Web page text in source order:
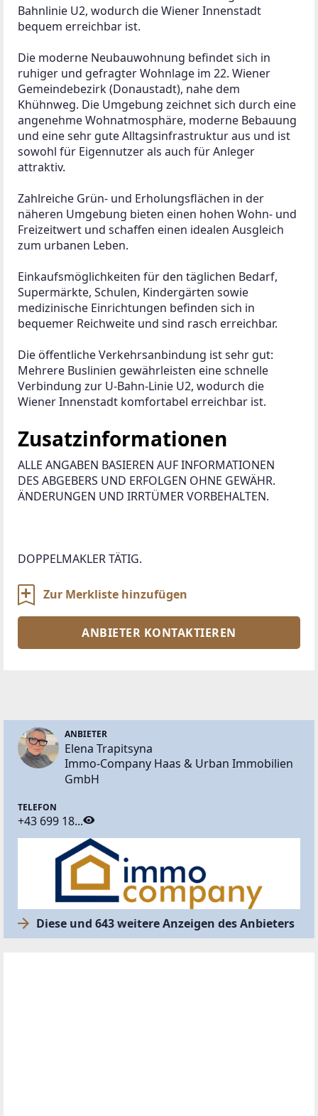
Bahnlinie U2, wodurch die Wiener Innenstadt
bequem erreichbar ist.
Die moderne Neubauwohnung befindet sich in
ruhiger und gefragter Wohnlage im 22. Wiener
Gemeindebezirk (Donaustadt), nahe dem
Khühnweg. Die Umgebung zeichnet sich durch eine
angenehme Wohnatmosphäre, moderne Bebauung
und eine sehr gute Alltagsinfrastruktur aus und ist
sowohl für Eigennutzer als auch für Anleger
attraktiv.
Zahlreiche Grün- und Erholungsflächen in der
näheren Umgebung bieten einen hohen Wohn- und
Freizeitwert und schaffen einen idealen Ausgleich
zum urbanen Leben.
Einkaufsmöglichkeiten für den täglichen Bedarf,
Supermärkte, Schulen, Kindergärten sowie
medizinische Einrichtungen befinden sich in
bequemer Reichweite und sind rasch erreichbar.
Die öffentliche Verkehrsanbindung ist sehr gut:
Mehrere Buslinien gewährleisten eine schnelle
Verbindung zur U-Bahn-Linie U2, wodurch die
Wiener Innenstadt komfortabel erreichbar ist.
Zusatzinformationen
ALLE ANGABEN BASIEREN AUF INFORMATIONEN
DES ABGEBERS UND ERFOLGEN OHNE GEWÄHR.
ÄNDERUNGEN UND IRRTÜMER VORBEHALTEN.
Zur Merkliste hinzufügen
ANBIETER KONTAKTIEREN
ANBIETER
Elena Trapitsyna
Immo-Company Haas & Urban Immobilien
GmbH
TELEFON
+43 699 18...
Diese und 643 weitere Anzeigen des Anbieters